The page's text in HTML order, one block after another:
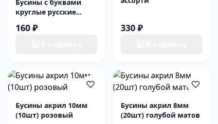
Бусины с буквами
круглые русские
160 ₽ 330 ₽
Бусины акрил 10мм
(10шт) розовый
Бусины акрил 8мм
(20шт) голубой матов